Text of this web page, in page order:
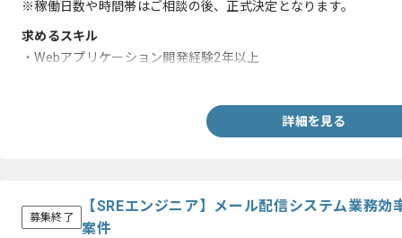
※稼働日数や時間帯はご相談の後、正式決定となります。
求めるスキル
・Webアプリケーション開発経験2年以上
詳細を見る
募集終了
【SREエンジニア】メール配信システム業務効
案件